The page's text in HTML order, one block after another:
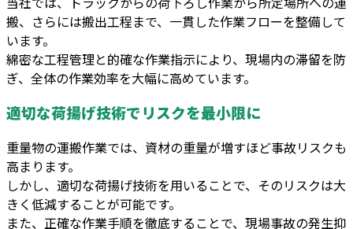
搬、さらには搬出工程まで、一貫した作業フローを整備して
います。
綿密な工程管理と的確な作業指示により、現場内の滞留を防
ぎ、全体の作業効率を大幅に高めています。
適切な荷揚げ技術でリスクを最小限に
重量物の運搬作業では、資材の重量が増すほど事故リスクも
高まります。
しかし、適切な荷揚げ技術を用いることで、そのリスクは大
きく低減することが可能です。
また、正確な作業手順を徹底することで、現場事故の発生抑